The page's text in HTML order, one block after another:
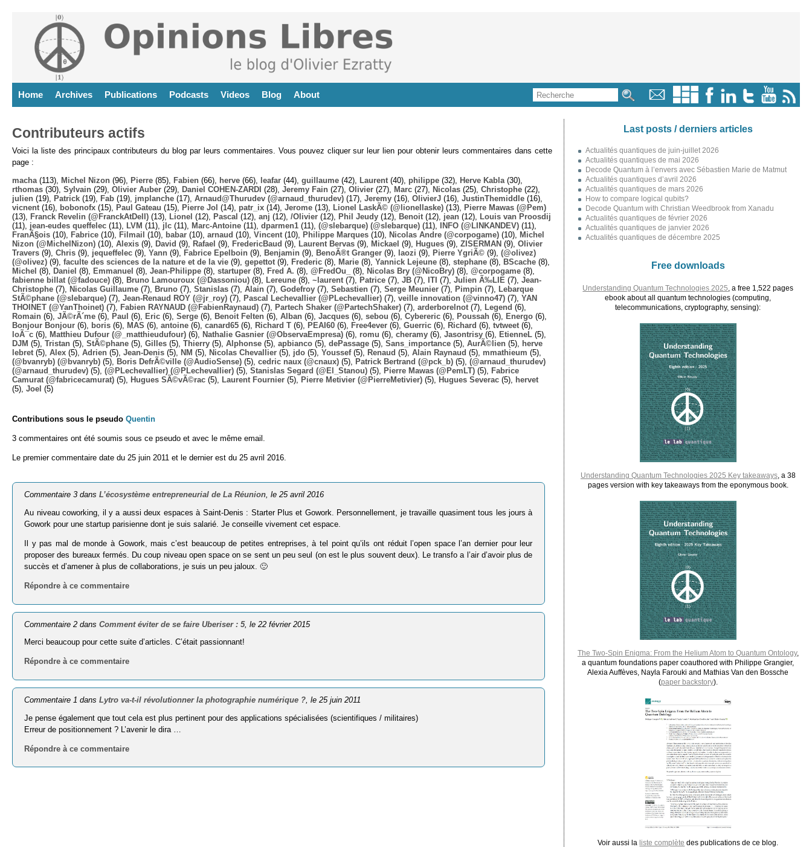
Home Archives Publications Podcasts Videos Blog About
Contributeurs actifs
Voici la liste des principaux contributeurs du blog par leurs commentaires. Vous pouvez cliquer sur leur lien pour obtenir leurs commentaires dans cette
page :
macha (113), Michel Nizon (96), Pierre (85), Fabien (66), herve (66), leafar (44), guillaume (42), Laurent (40), philippe (32), Herve Kabla (30),
rthomas (30), Sylvain (29), Olivier Auber (29), Daniel COHEN-ZARDI (28), Jeremy Fain (27), Olivier (27), Marc (27), Nicolas (25), Christophe (22),
julien (19), Patrick (19), Fab (19), jmplanche (17), Arnaud@Thurudev (@arnaud_thurudev) (17), Jeremy (16), OlivierJ (16), JustinThemiddle (16),
vicnent (16), bobonofx (15), Paul Gateau (15), Pierre Jol (14), patr_ix (14), Jerome (13), Lionel LaskÃ© (@lionellaske) (13),
Pierre Mawas (@Pem)
(13),
Franck Revelin (@FranckAtDell) (13), Lionel (12), Pascal (12), anj (12), /Olivier (12), Phil Jeudy (12), Benoit (12), jean (12),
Louis van Proosdij
(11), jean-eudes queffelec (11), LVM (11), jlc (11), Marc-Antoine (11), dparmen1 (11), (@slebarque) (@slebarque) (11), INFO (@LINKANDEV) (11),
FranÃ§ois (10), Fabrice (10), Filmail (10), babar (10), arnaud (10), Vincent (10), Philippe Marques (10), Nicolas Andre (@corpogame) (10),
Michel
Nizon (@MichelNizon) (10), Alexis (9), David (9), Rafael (9), FredericBaud (9), Laurent Bervas (9), Mickael (9), Hugues (9), ZISERMAN (9), Olivier
Travers (9), Chris (9), jequeffelec (9), Yann (9), Fabrice Epelboin (9), Benjamin (9), BenoÃ®t Granger (9), laozi (9), Pierre YgriÃ© (9), (@olivez)
(@olivez) (9), faculte des sciences de la nature et de la vie (9), gepettot (9), Frederic (8), Marie (8), Yannick Lejeune (8), stephane (8), BScache (8),
Michel (8), Daniel (8), Emmanuel (8), Jean-Philippe (8), startuper (8), Fred A. (8), @FredOu_ (8), Nicolas Bry (@NicoBry) (8), @corpogame (8),
fabienne billat (@fadouce) (8), Bruno Lamouroux (@Dassoniou) (8), Lereune (8), ~laurent (7), Patrice (7), JB (7), ITI (7), Julien Ã‰LIE (7), Jean-
Christophe (7), Nicolas Guillaume (7), Bruno (7), Stanislas (7), Alain (7), Godefroy (7), Sebastien (7), Serge Meunier (7), Pimpin (7),
Lebarque
StÃ©phane (@slebarque) (7), Jean-Renaud ROY (@jr_roy) (7), Pascal Lechevallier (@PLechevallier) (7), veille innovation (@vinno47) (7), YAN
THOINET (@YanThoinet) (7), Fabien RAYNAUD (@FabienRaynaud) (7), Partech Shaker (@PartechShaker) (7), arderborelnot (7), Legend (6),
Romain (6), JÃ©rÃ´me (6), Paul (6), Eric (6), Serge (6), Benoit Felten (6), Alban (6), Jacques (6), sebou (6), Cybereric (6), Poussah (6), Energo (6),
Bonjour Bonjour (6), boris (6), MAS (6), antoine (6), canard65 (6), Richard T (6), PEAI60 (6), Free4ever (6), Guerric (6), Richard (6), tvtweet (6),
loÃ¯c (6), Matthieu Dufour (@_matthieudufour) (6), Nathalie Gasnier (@ObservaEmpresa) (6), romu (6), cheramy (6), Jasontrisy (6), EtienneL (5),
DJM (5), Tristan (5), StÃ©phane (5), Gilles (5), Thierry (5), Alphonse (5), apbianco (5), dePassage (5), Sans_importance (5), AurÃ©lien (5),
herve
lebret (5), Alex (5), Adrien (5), Jean-Denis (5), NM (5), Nicolas Chevallier (5), jdo (5), Youssef(5), Renaud (5), Alain Raynaud (5), mmathieum (5),
(@bvanryb) (@bvanryb) (5), Boris DefrÃ©ville (@AudioSense) (5), cedric naux (@cnaux) (5), Patrick Bertrand (@pck_b) (5), (@arnaud_thurudev)
(@arnaud_thurudev) (5), (@PLechevallier) (@PLechevallier) (5), Stanislas Segard (@El_Stanou) (5), Pierre Mawas (@PemLT) (5),
Fabrice
Camurat (@fabricecamurat) (5), Hugues SÃ©vÃ©rac (5), Laurent Fournier (5), Pierre Metivier (@PierreMetivier) (5), Hugues Severac (5),
hervet
(5), Joel (5)
Contributions sous le pseudo Quentin
3 commentaires ont été soumis sous ce pseudo et avec le même email.
Le premier commentaire date du 25 juin 2011 et le dernier est du 25 avril 2016.
Commentaire 3 dansL’écosystème entrepreneurial de La Réunion, le 25 avril 2016
Au niveau coworking, il y a aussi deux espaces à Saint-Denis : Starter Plus et Gowork. Personnellement, je travaille quasiment tous les jours à
Gowork pour une startup parisienne dont je suis salarié. Je conseille vivement cet espace.
Il y pas mal de monde à Gowork, mais c’est beaucoup de petites entreprises, à tel point qu’ils ont réduit l’open space l’an dernier pour leur
proposer des bureaux fermés. Du coup niveau open space on se sent un peu seul (on est le plus souvent deux). Le transfo a l’air d’avoir plus de
succès et d’amener à plus de collaborations, je suis un peu jaloux. 🙂
Répondre à ce commentaire
Commentaire 2 dansComment éviter de se faire Uberiser : 5, le 22 février 2015
Merci beaucoup pour cette suite d’articles. C’était passionnant!
Répondre à ce commentaire
Commentaire 1 dansLytro va-t-il révolutionner la photographie numérique ? , le 25 juin 2011
Je pense également que tout cela est plus pertinent pour des applications spécialisées (scientifiques / militaires)
Erreur de posi­tion­ne­ment ? L’avenir le dira …
Répondre à ce commentaire
Last posts / derniers articles
Actualités quantiques de juin-juillet 2026
Actualités quantiques de mai 2026
Decode Quantum à l’envers avec Sébastien Marie de Matmut
Actualités quantiques d’avril 2026
Actualités quantiques de mars 2026
How to compare logical qubits?
Decode Quantum with Christian Weedbrook from Xanadu
Actualités quantiques de février 2026
Actualités quantiques de janvier 2026
Actualités quantiques de décembre 2025
Free downloads
Understanding Quantum Technologies 2025 , a free 1,522 pages
ebook about all quantum technologies (computing,
telecommunications, cryptography, sensing):
Understanding Quantum Technologies 2025 Key takeaways, a 38
pages version with key takeaways from the eponymous book.
The Two-Spin Enigma: From the Helium Atom to Quantum Ontology,
a quantum foundations paper coauthored with Philippe Grangier,
Alexia Auffèves, Nayla Farouki and Mathias Van den Bossche
(paper backstory).
Voir aussi la liste complète des publications de ce blog.